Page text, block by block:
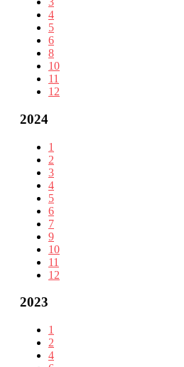
4
5
6
8
10
11
12
2024
1
2
3
4
5
6
7
9
10
11
12
2023
1
2
4